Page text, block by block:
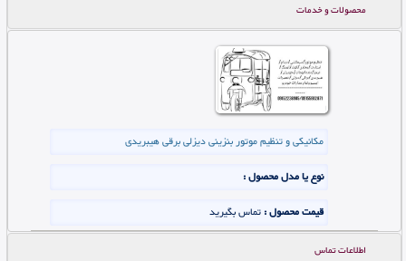
محصولات و خدمات
مکانیکی و تنظیم موتور بنزینی دیزلی برقی هیبریدی
نوع یا مدل محصول :
قیمت محصول :تماس بگیرید
اطلاعات تماس